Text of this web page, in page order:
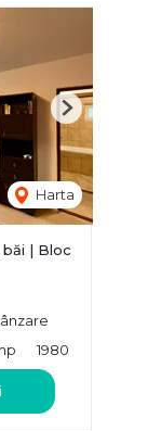
Harta
Next
| Bloc
1980